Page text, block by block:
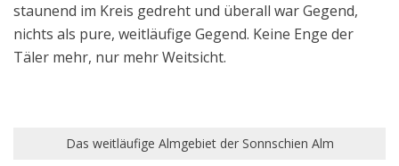
staunend im Kreis gedreht und überall war Gegend,
nichts als pure, weitläufige Gegend. Keine Enge der
Täler mehr, nur mehr Weitsicht.
Das weitläufige Almgebiet der Sonnschien Alm